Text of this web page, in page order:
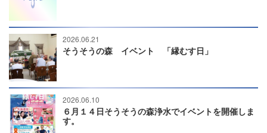
2026.06.21
そうそうの森 イベント 「縁むす日」
2026.06.10
６月１４日そうそうの森浄水でイベントを開催しま
す。